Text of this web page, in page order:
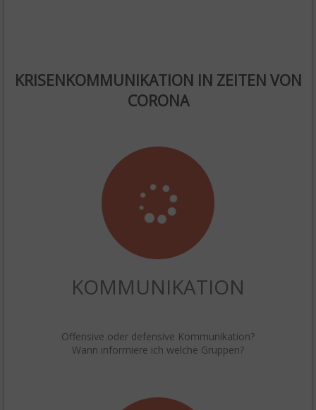
KRISENKOMMUNIKATION IN ZEITEN VON
CORONA
KOMMUNIKATION
Offensive oder defensive Kommunikation?
Wann informiere ich welche Gruppen?